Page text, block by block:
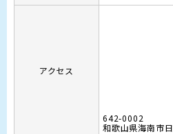
アクセス
642-0002
和歌山県海南市